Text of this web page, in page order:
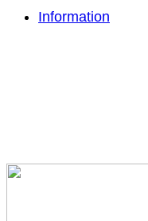
Information